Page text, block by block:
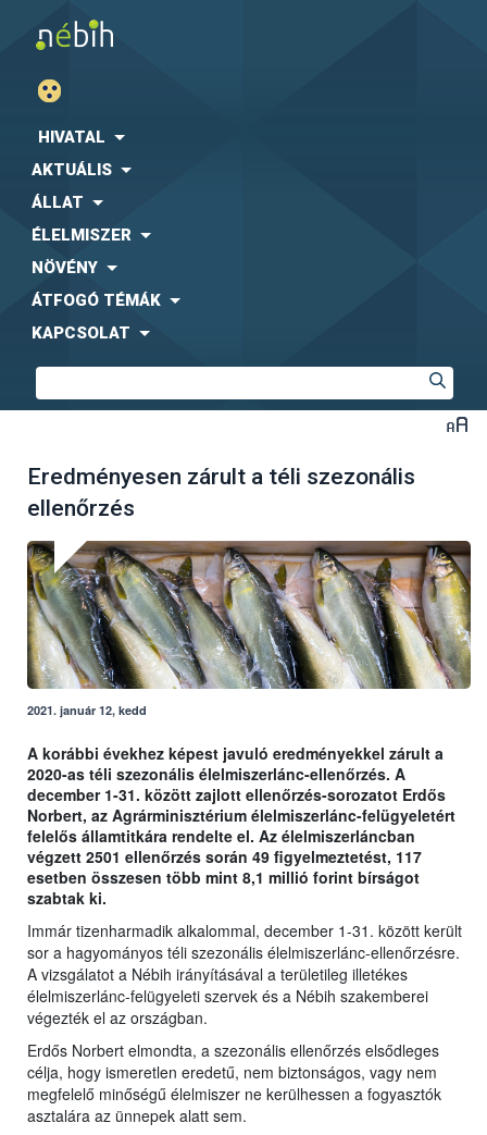
HIVATAL
AKTUÁLIS
ÁLLAT
ÉLELMISZER
NÖVÉNY
ÁTFOGÓ TÉMÁK
KAPCSOLAT
Eredményesen zárult a téli szezonális
ellenőrzés
2021. január 12, kedd
A korábbi évekhez képest javuló eredményekkel zárult a
2020-as téli szezonális élelmiszerlánc-ellenőrzés. A
december 1-31. között zajlott ellenőrzés-sorozatot Erdős
Norbert, az Agrárminisztérium élelmiszerlánc-felügyeletért
felelős államtitkára rendelte el. Az élelmiszerláncban
végzett 2501 ellenőrzés során 49 figyelmeztetést, 117
esetben összesen több mint 8,1 millió forint bírságot
szabtak ki.
Immár tizenharmadik alkalommal, december 1-31. között került
sor a hagyományos téli szezonális élelmiszerlánc-ellenőrzésre.
A vizsgálatot a Nébih irányításával a területileg illetékes
élelmiszerlánc-felügyeleti szervek és a Nébih szakemberei
végezték el az országban.
Erdős Norbert elmondta, a szezonális ellenőrzés elsődleges
célja, hogy ismeretlen eredetű, nem biztonságos, vagy nem
megfelelő minőségű élelmiszer ne kerülhessen a fogyasztók
asztalára az ünnepek alatt sem.